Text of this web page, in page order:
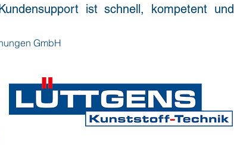
ist schnell, kompetent und
GmbH